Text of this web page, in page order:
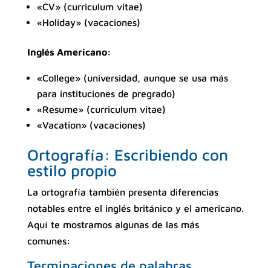
«CV» (curriculum vitae)
«Holiday» (vacaciones)
Inglés Americano:
«College» (universidad, aunque se usa más
para instituciones de pregrado)
«Resume» (curriculum vitae)
«Vacation» (vacaciones)
Ortografía: Escribiendo con
estilo propio
La ortografía también presenta diferencias
notables entre el inglés británico y el americano.
Aquí te mostramos algunas de las más
comunes: